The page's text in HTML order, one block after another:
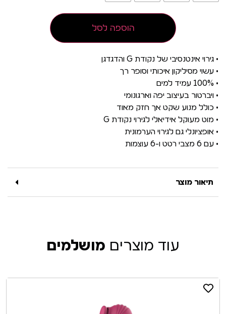
הוספה לסל
• גירוי אינטנסיבי של נקודת G והדגדגן
• עשוי מסיליקון איכותי וסופר רך
• 100% עמיד למים
• ויברטור בעיצוב יפה וארגונומי
• כולל מנוע שקט אך חזק מאוד
• מוט מעוקל אידיאלי לגירוי נקודת G
• אופציונלי גם לגירוי הערמונית
• עם 6 מצבי רטט ו-6 עוצמות
תיאור מוצר
עוד מוצרים מושלמים